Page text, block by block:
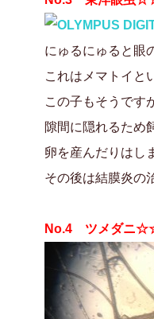
にゅるにゅると眼
これはメマトイと
この子もそうです
隙間に隠れるため
卵を産んだりはし
その後は結膜炎の
No.4 ツメダニ